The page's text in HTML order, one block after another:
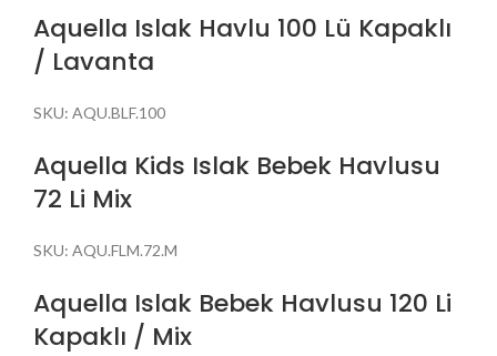
Aquella Islak Havlu 100 Lü Kapaklı
/ Lavanta
SKU: AQU.BLF.100
Aquella Kids Islak Bebek Havlusu
72 Li Mix
SKU: AQU.FLM.72.M
Aquella Islak Bebek Havlusu 120 Li
Kapaklı / Mix